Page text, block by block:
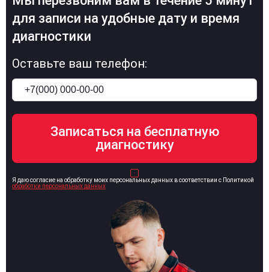
для записи на удобные дату и время
диагностики
Оставьте ваш телефон:
Я даю согласие на обработку моих персональных данных в соответствии с Политикой
обработки персональных данных